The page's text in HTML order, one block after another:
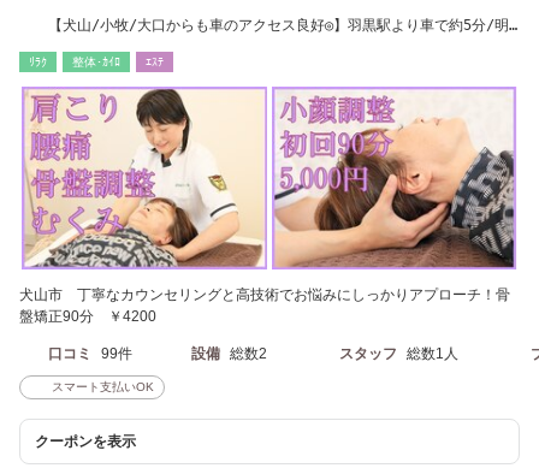
【犬山/小牧/大口からも車のアクセス良好◎】羽黒駅より車で約5分/明
ﾘﾗｸ 整体･ｶｲﾛ ｴｽﾃ
犬山市 丁寧なカウンセリングと高技術でお悩みにしっかりアプローチ！骨
盤矯正90分 ￥4200
口コミ 99件 設備 総数2 スタッフ 総数1人
スマート支払いOK
クーポンを表示